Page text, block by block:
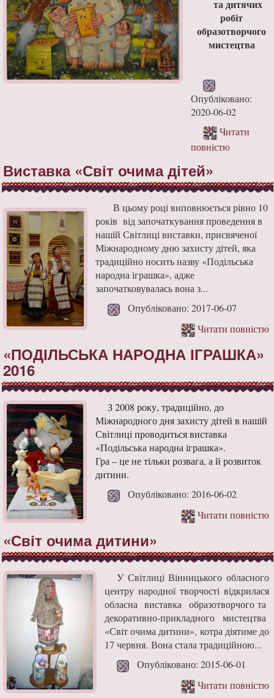
та дитячих
робіт
образотворчого
мистецтва
Опубліковано:
2020-06-02
Читати
повністю
Виставка «Світ очима дітей»
В цьому році виповнюється рівно 10
років від започаткування проведення в
нашій Світлиці виставки, присвяченої
Міжнародному дню захисту дітей, яка
традиційно носить назву «Подільська
народна іграшка», адже
започатковувалась вона з...
Опубліковано: 2017-06-07
Читати повністю
«ПОДІЛЬСЬКА НАРОДНА ІГРАШКА»
2016
З 2008 року, традиційно, до
Міжнародного дня захисту дітей в нашій
Світлиці проводиться виставка
«Подільська народна іграшка».
Гра – це не тільки розвага, а й розвиток
дитини.
Опубліковано: 2016-06-02
Читати повністю
«Світ очима дитини»
У Світлиці Вінницького обласного
центру народної творчості відкрилася
обласна виставка образотворчого та
декоративно-прикладного мистецтва
«Світ очима дитини», котра діятиме до
17 червня. Вона стала традиційною...
Опубліковано: 2015-06-01
Читати повністю